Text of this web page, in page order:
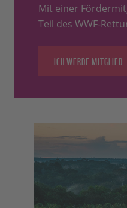
Mit einer
Teil des WWF-
ICH WERDE MITGLIED